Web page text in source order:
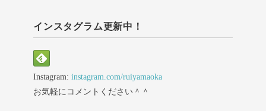
インスタグラム更新中！
Instagram: instagram.com/ruiyamaoka
お気軽にコメントください＾＾